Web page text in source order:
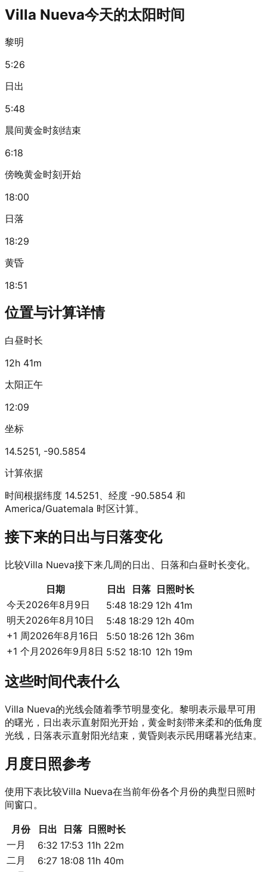
Villa Nueva今天的太阳时间
黎明
5:26
日出
5:48
晨间黄金时刻结束
6:18
傍晚黄金时刻开始
18:00
日落
18:29
黄昏
18:51
位置与计算详情
白昼时长
12h 41m
太阳正午
12:09
坐标
14.5251, -90.5854
计算依据
时间根据纬度 14.5251、经度 -90.5854 和
America/Guatemala 时区计算。
接下来的日出与日落变化
比较Villa Nueva接下来几周的日出、日落和白昼时长变化。
日期 日出 日落
日照时长
今天2026年8月9日 5:48 18:29 12h 41m
明天2026年8月10日 5:48 18:29 12h 40m
+1 周2026年8月16日 5:50 18:26 12h 36m
+1 个月 2026年9月8日 5:52 18:10 12h 19m
这些时间代表什么
Villa Nueva的光线会随着季节明显变化。黎明表示最早可用
的曙光，日出表示直射阳光开始，黄金时刻带来柔和的低角度
光线，日落表示直射阳光结束，黄昏则表示民用曙暮光结束。
月度日照参考
使用下表比较Villa Nueva在当前年份各个月份的典型日照时
间窗口。
月份 日出 日落 日照时长
一月
6:32 17:53 11h 22m
二月
6:27 18:08 11h 40m